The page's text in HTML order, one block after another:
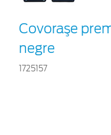
Covoraşe
negre
1725157